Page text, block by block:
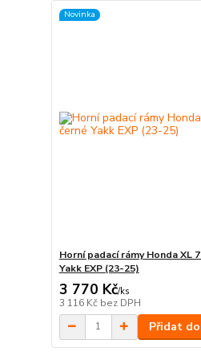
Novinka
Horní padací rámy Honda XL
Yakk EXP (23-25)
3 770 Kč/ks
3 116 Kč bez DPH
Přidat